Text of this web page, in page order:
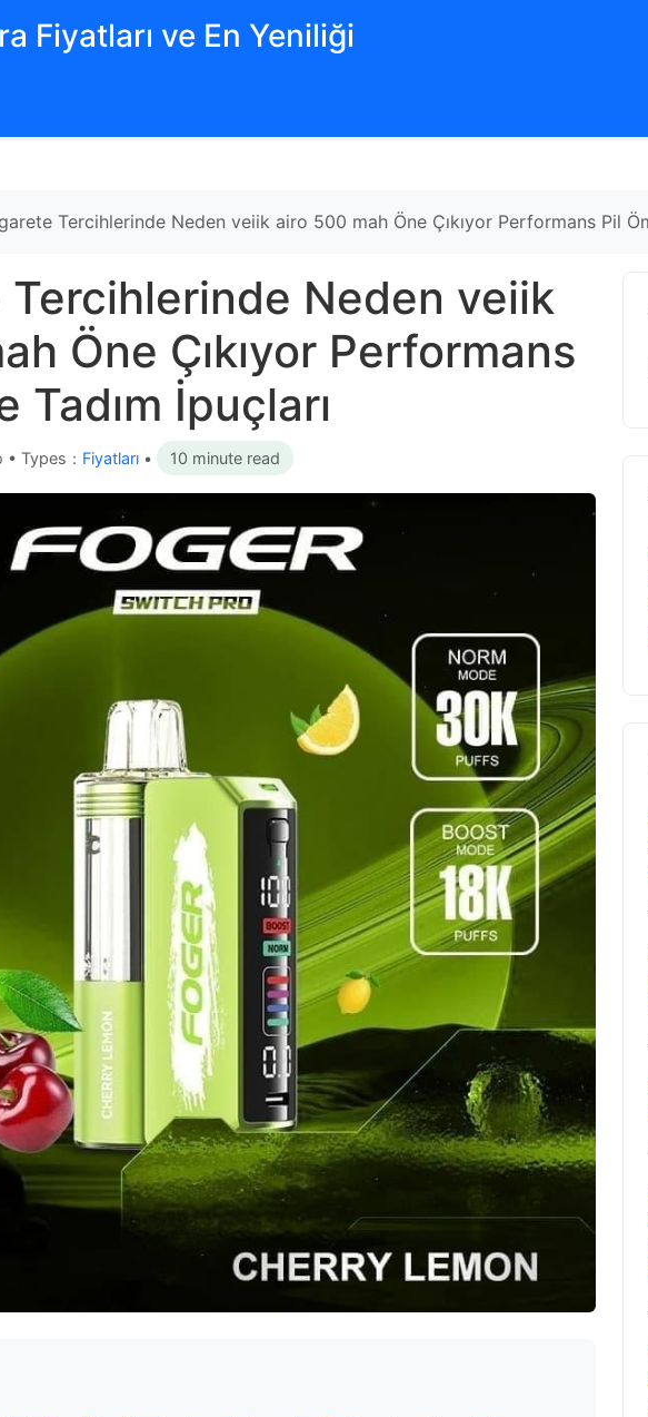
Fiyatları ve En Yeniliği
Tercihlerinde Neden veiik airo 500 mah Öne Çıkıyor Performans Pil
Neden veiik
Öne Çıkıyor Performans
Tadım İpuçları
Types： Fiyatları • 10 minute read